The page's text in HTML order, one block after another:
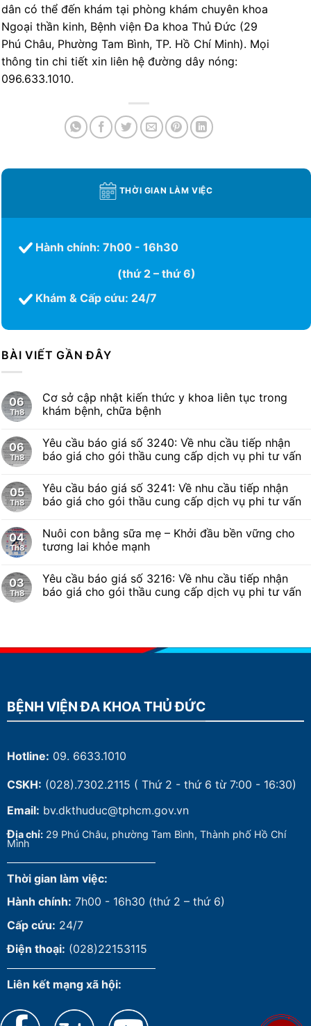
dân có thể đến khám tại phòng khám chuyên khoa
Ngoại thần kinh, Bệnh viện Đa khoa Thủ Đức (29
Phú Châu, Phường Tam Bình, TP. Hồ Chí Minh). Mọi
thông tin chi tiết xin liên hệ đường dây nóng:
096.633.1010.
THỜI GIAN LÀM VIỆC
Hành chính: 7h00 - 16h30
(thứ 2 – thứ 6)
Khám & Cấp cứu: 24/7
BÀI VIẾT GẦN ĐÂY
06
Th8
Cơ sở cập nhật kiến thức y khoa liên tục trong
khám bệnh, chữa bệnh
06
Th8
Yêu cầu báo giá số 3240: Về nhu cầu tiếp nhận
báo giá cho gói thầu cung cấp dịch vụ phi tư vấn
05
Th8
Yêu cầu báo giá số 3241: Về nhu cầu tiếp nhận
báo giá cho gói thầu cung cấp dịch vụ phi tư vấn
04
Th8
Nuôi con bằng sữa mẹ – Khởi đầu bền vững cho
tương lai khỏe mạnh
03
Th8
Yêu cầu báo giá số 3216: Về nhu cầu tiếp nhận
báo giá cho gói thầu cung cấp dịch vụ phi tư vấn
BỆNH VIỆN ĐA KHOA THỦ ĐỨC
Hotline: 09. 6633.1010
CSKH: (028).7302.2115 ( Thứ 2 - thứ 6 từ 7:00 - 16:30)
Email: bv.dkthuduc@tphcm.gov.vn
Địa chỉ: 29 Phú Châu, phường Tam Bình, Thành phố Hồ Chí
Minh
Thời gian làm việc:
Hành chính: 7h00 - 16h30 (thứ 2 – thứ 6)
Cấp cứu: 24/7
Điện thoại: (028)22153115
Liên kết mạng xã hội: